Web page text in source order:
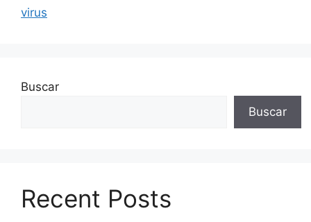
virus
Buscar
Buscar
Recent Posts